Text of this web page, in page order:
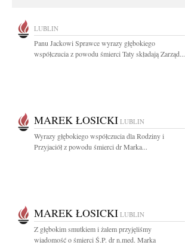
LUBLIN
Panu Jackowi Sprawce wyrazy głębokiego
współczucia z powodu śmierci Taty składają Zarząd...
MAREK ŁOSICKI LUBLIN
Wyrazy głębokiego współczucia dla Rodziny i
Przyjaciół z powodu śmierci dr Marka...
MAREK ŁOSICKI LUBLIN
Z głębokim smutkiem i żalem przyjęliśmy
wiadomość o śmierci Ś.P. dr n.med. Marka